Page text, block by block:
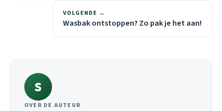
VOLGENDE →
Wasbak ontstoppen? Zo pak je het aan!
S
OVER DE AUTEUR